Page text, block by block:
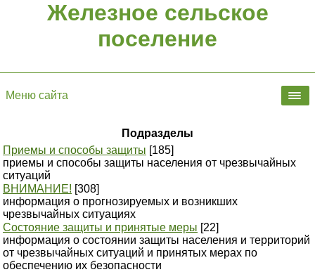
Железное сельское
поселение
Меню сайта
Подразделы
Приемы и способы защиты [185]
приемы и способы защиты населения от чрезвычайных
ситуаций
ВНИМАНИЕ! [308]
информация о прогнозируемых и возникших
чрезвычайных ситуациях
Состояние защиты и принятые меры [22]
информация о состоянии защиты населения и территорий
от чрезвычайных ситуаций и принятых мерах по
обеспечению их безопасности